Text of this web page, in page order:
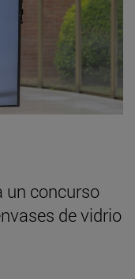
un concurso
de vidrio